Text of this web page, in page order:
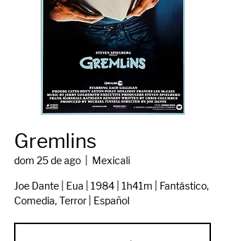
Gremlins
dom 25 de ago Mexicali
Joe Dante | Eua | 1984 | 1h41m | Fantástico,
Comedia, Terror | Español